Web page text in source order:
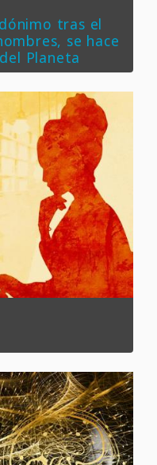
tras el
se hace
Planeta